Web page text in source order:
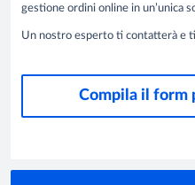
gestione ordini online in un’unica
Un nostro esperto ti contatterà e
Compila il form